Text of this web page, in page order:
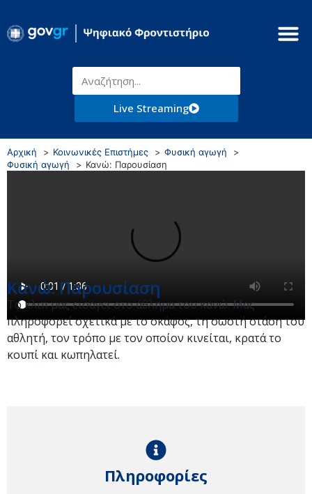
Live Streaming
Αρχική Κοινωνικές Επιστήμες
Φυσική αγωγή
Φυσική αγωγή
Κανώ: Παρουσίαση
Κανώ: Παρουσίαση
Το κλιπ μας εισάγει στο άθλημα του κανώ. Μας
πληροφορεί σχετικά με το σκάφος, τη σωστή στάση του
αθλητή, τον τρόπο με τον οποίον κινείται, κρατά το
κουπί και κωπηλατεί.
Πληροφορίες